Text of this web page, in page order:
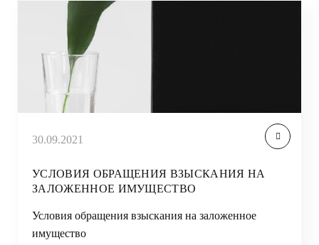
30.09.2021
УСЛОВИЯ ОБРАЩЕНИЯ ВЗЫСКАНИЯ НА
ЗАЛОЖЕННОЕ ИМУЩЕСТВО
Условия обращения взыскания на заложенное
имущество